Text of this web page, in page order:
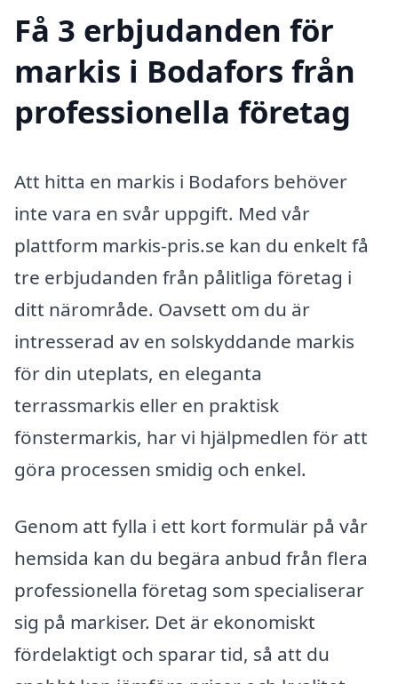
Få 3 erbjudanden för
markis i Bodafors från
professionella företag
Att hitta en markis i Bodafors behöver
inte vara en svår uppgift. Med vår
plattform markis-pris.se kan du enkelt få
tre erbjudanden från pålitliga företag i
ditt närområde. Oavsett om du är
intresserad av en solskyddande markis
för din uteplats, en eleganta
terrassmarkis eller en praktisk
fönstermarkis, har vi hjälpmedlen för att
göra processen smidig och enkel.
Genom att fylla i ett kort formulär på vår
hemsida kan du begära anbud från flera
professionella företag som specialiserar
sig på markiser. Det är ekonomiskt
fördelaktigt och sparar tid, så att du